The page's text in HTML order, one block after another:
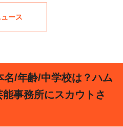
ース
名/年齢/中学校は？ハム
事務所にスカウトさ